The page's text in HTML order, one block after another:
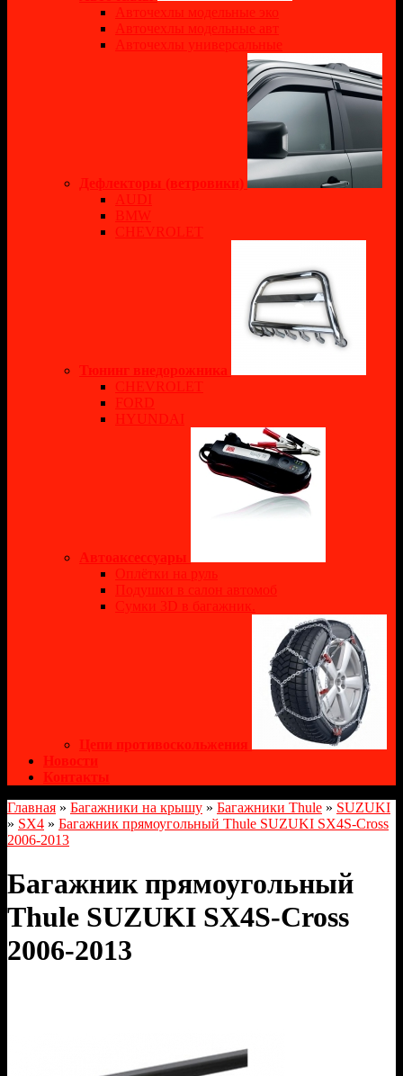
Авточехлы модельные эко
Авточехлы модельные авт
Авточехлы универсальные
Дефлекторы (ветровики)
AUDI
BMW
CHEVROLET
Тюнинг внедорожника
CHEVROLET
FORD
HYUNDAI
Автоаксессуары
Оплётки на руль
Подушки в салон автомоб
Сумки 3D в багажник.
Цепи противоскольжения
Новости
Контакты
Главная » Багажники на крышу » Багажники Thule » SUZUKI
» SX4 » Багажник прямоугольный Thule SUZUKI SX4S-Cross
2006-2013
Багажник прямоугольный
Thule SUZUKI SX4S-Cross
2006-2013